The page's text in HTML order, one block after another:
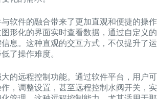
软件的融合带来了更加直观和便捷的操作
形化的界面实时查看数据，通过自定义的
息。这种直观的交互方式，不仅提升了运
了操作难度。
的远程控制功能。通过软件平台，用户可
，调整设置，甚至远程控制水阀开关，实